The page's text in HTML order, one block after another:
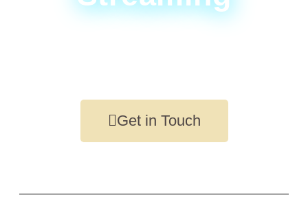
Get in Touch